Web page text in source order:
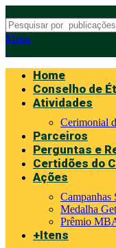
Menu
Home
Conselho de
Atividades
Cerimonial
Parceiros
Perguntas e
Certidões do
Ações
Campanhas
Medalha
Prêmio
+Itens